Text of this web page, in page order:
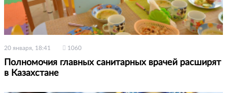
20 января, 18:41 1060
Полномочия главных санитарных врачей расширят
в Казахстане